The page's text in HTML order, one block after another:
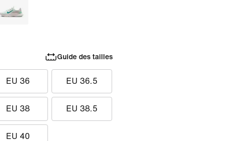
Guide des tailles
EU 36 EU 36.5
EU 38 EU 38.5
EU 40